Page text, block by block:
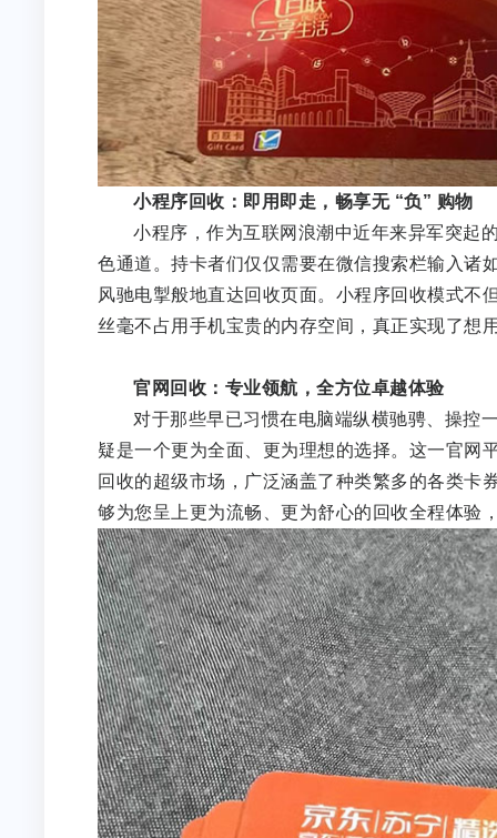
小程序回收：即用即走，畅享无 “负” 购物
小程序，作为互联网浪潮中近年来异军突起
色通道。持卡者们仅仅需要在微信搜索栏输入诸
风驰电掣般地直达回收页面。小程序回收模式
丝毫不占用手机宝贵的内存空间，真正实现了想
官网回收：专业领航，全方位卓越体验
对于那些早已习惯在电脑端纵横驰骋、操控
疑是一个更为全面、更为理想的选择。这一官网
回收的超级市场，广泛涵盖了种类繁多的各类卡
够为您呈上更为流畅、更为舒心的回收全程体验